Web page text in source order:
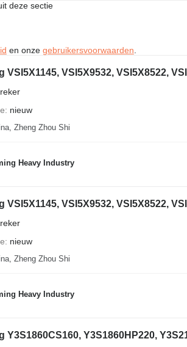
deze sectie
en onze gebruikersvoorwaarden
VSI5X1145, VSI5X9532, VSI5X8522,
nieuw
Zheng Zhou Shi
Heavy Industry
VSI5X1145, VSI5X9532, VSI5X8522,
nieuw
Zheng Zhou Shi
Heavy Industry
Y3S1860CS160, Y3S1860HP220,